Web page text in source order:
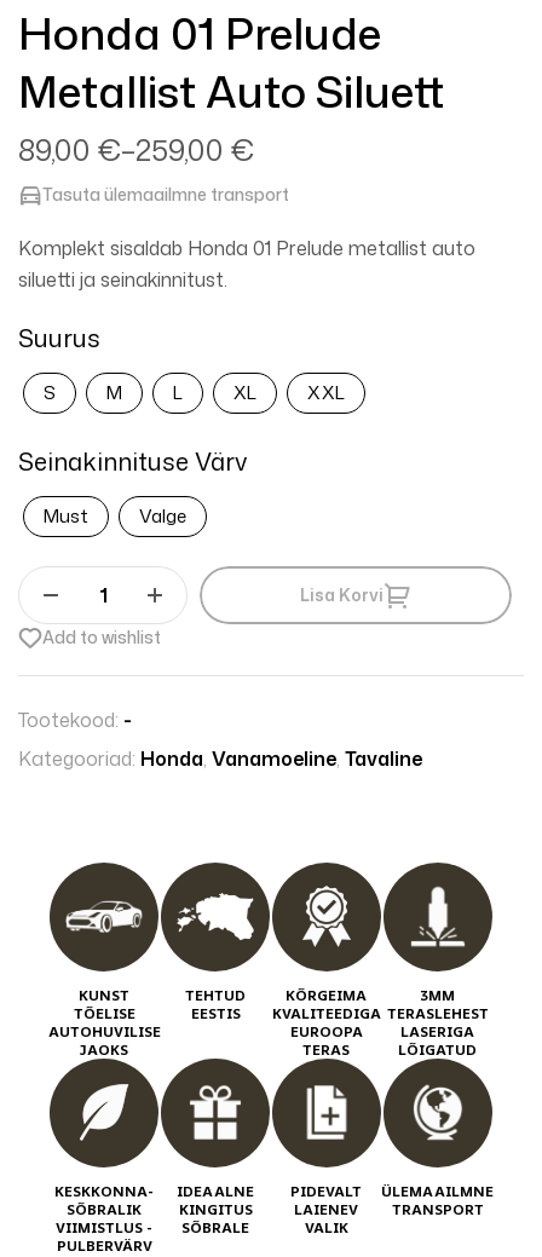
Honda 01 Prelude
Metallist Auto Siluett
89,00 €–259,00 €
Tasuta ülemaailmne transport
Komplekt sisaldab Honda 01 Prelude metallist auto
siluetti ja seinakinnitust.
Suurus
S M L XL XXL
Seinakinnituse Värv
Must Valge
Lisa Korvi
Add to wishlist
Tootekood: -
Kategooriad: Honda, Vanamoeline, Tavaline
KUNST
TÕELISE
AUTOHUVILISE
JAOKS
TEHTUD
EESTIS
KÕRGEIMA
KVALITEEDIGA
EUROOPA
TERAS
3MM
TERASLEHEST
LASERIGA
LÕIGATUD
KESKKONNA-
SÕBRALIK
VIIMISTLUS -
PULBERVÄRV
IDEAALNE
KINGITUS
SÕBRALE
PIDEVALT
LAIENEV
VALIK
ÜLEMAAILMNE
TRANSPORT